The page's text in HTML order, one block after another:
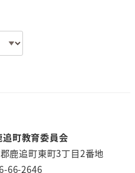
町教育委員会
鹿追町東町3丁目2番地
66-2646